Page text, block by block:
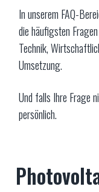
In unserem FAQ-
die häufigsten
Technik,
Umsetzung.
Und falls Ihre Frage
persönlich.